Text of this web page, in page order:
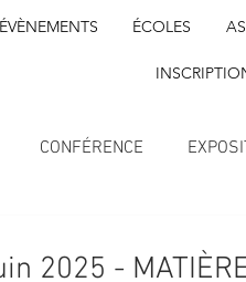
ÉVÈNEMENTS ÉCOLES
CONFÉRENCE
2025 -